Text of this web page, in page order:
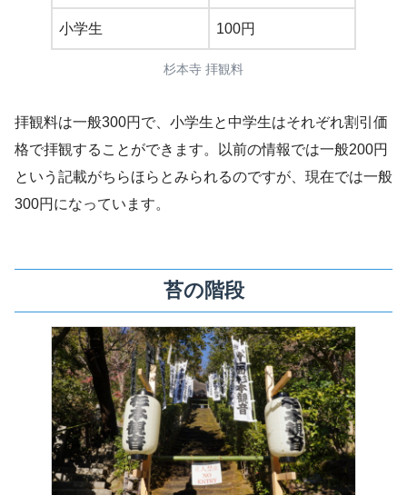
小学生 100円
杉本寺 拝観料
拝観料は一般300円で、小学生と中学生はそれぞれ割引価
格で拝観することができます。以前の情報では一般200円
という記載がちらほらとみられるのですが、現在では一般
300円になっています。
苔の階段